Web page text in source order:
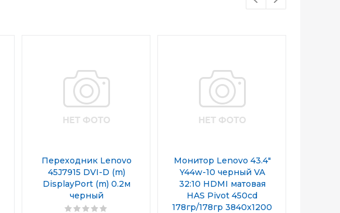
Переходник Lenovo
45J7915 DVI-D (m)
DisplayPort (m) 0.2м
черный
Монитор Lenovo 43.4"
Y44w-10 черный VA
32:10 HDMI матовая
HAS Pivot 450cd
178гр/178гр 3840x1200